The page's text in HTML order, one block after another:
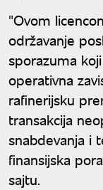
"Ovom
održavanje
sporazuma
operativna
rafinerijsku
transakcija
snabdevanja i
finansijska
sajtu.